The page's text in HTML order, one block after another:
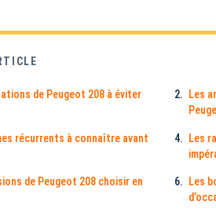
de Peugeot 208 à éviter
Les
récurrents à connaître avant
Les
de Peugeot 208 choisir en
Les